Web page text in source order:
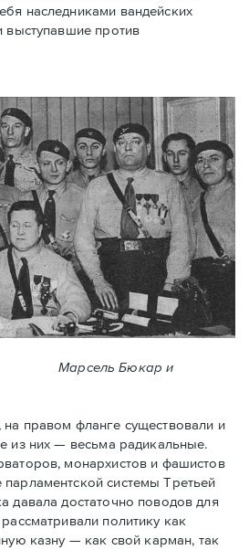
наследниками вандейских
выступавшие против
Марсель Бюкар и
правом фланге существовали и
из них — весьма радикальные.
монархистов и фашистов
системы Третьей
давала достаточно поводов для
политику как
казну — как свой карман, так